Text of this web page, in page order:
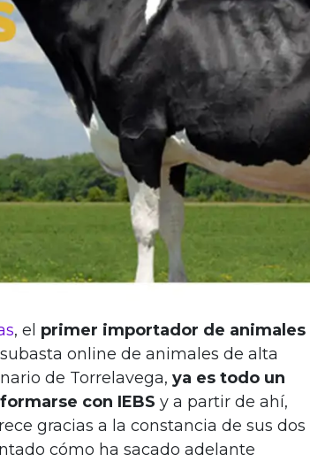
, el primer importador de animales
online de animales de alta
de Torrelavega, ya es todo un
con IEBS y a partir de ahí,
gracias a la constancia de sus dos
cómo ha sacado adelante